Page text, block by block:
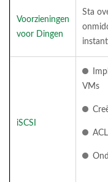
Voorzieningen
voor Dingen
Sta
iSCSI
VMs